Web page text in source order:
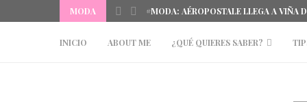
MODA #MODA: AÉROPOSTALE LLEGA A VIÑA
INICIO ABOUT ME ¿QUÉ QUIERES SABER?